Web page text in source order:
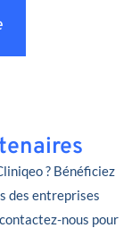
? Bénéficiez
des entreprises
nous pour